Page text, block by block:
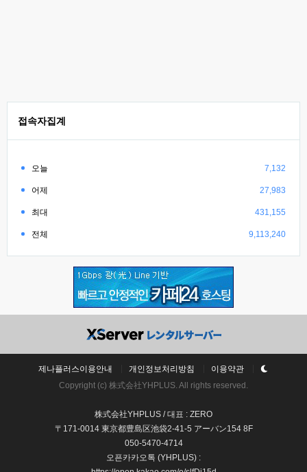
접속자집계
오늘 7,132
어제 27,983
최대 431,155
전체 9,113,240
제나플러스이용안내 개인정보처리방침
이용약관
Copyright (c) 株式会社YHPLUS. All rights reserved.
株式会社YHPLUS / 대표 : ZERO
〒171-0014 東京都豊島区池袋2-41-5 アーバン154 8F
050-5470-4714
오픈카카오톡 (YHPLUS) :